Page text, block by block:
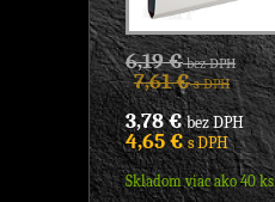
6,19 €bez DPH
7,61 €s DPH
3,78 €bez DPH
4,65 €s DPH
Skladom viac ako 40 ks